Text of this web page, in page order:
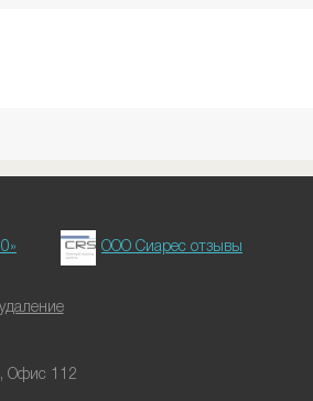
ООО Сиарес отзывы
Офис 112